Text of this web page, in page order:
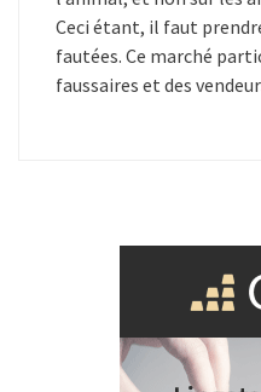
Ceci étant, il faut
fautées. Ce marché
faussaires et des